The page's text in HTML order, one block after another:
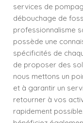
services de
débouchage de
professionnalisme
possède une
spécificités de
de proposer des
nous mettons un
et à garantir un
retourner à vos
rapidement